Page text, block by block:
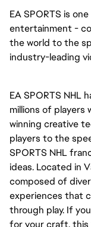
EA SPORTS is
entertainment -
the world to the
industry-leading
EA SPORTS NHL
millions of players
winning creative
players to the
SPORTS NHL
ideas. Located in
composed of
experiences that
through play. If
for your craft, this